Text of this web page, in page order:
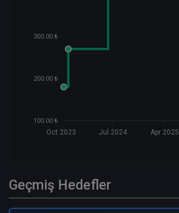
300.00 ₺
200.00 ₺
100.00 ₺
Oct 2023 Jul 2024 Apr 2025
Geçmiş Hedefler